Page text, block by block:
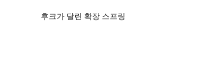
후크가 달린 확장 스프링